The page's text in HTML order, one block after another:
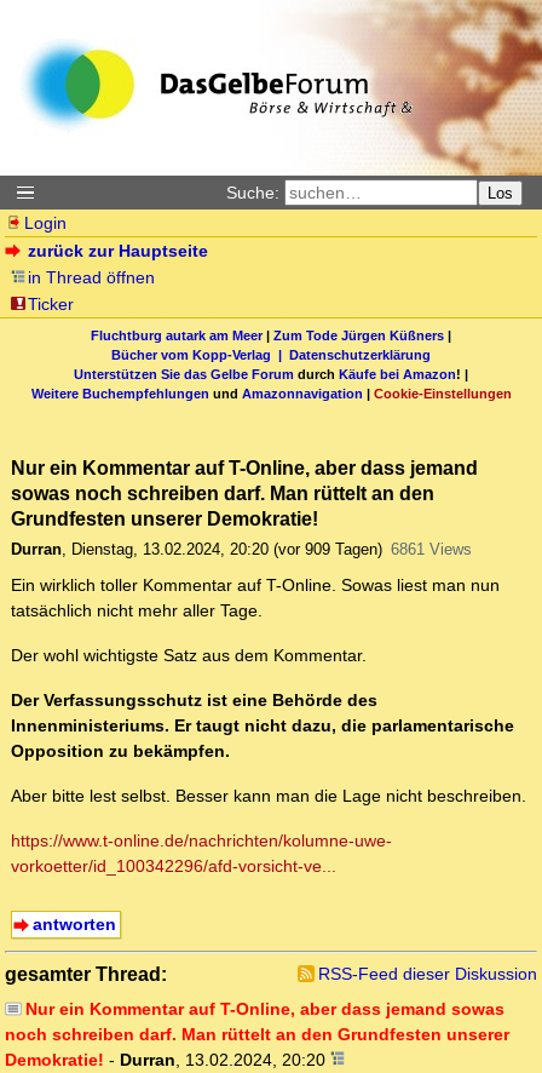
Suche: Los
Login
zurück zur Hauptseite
in Thread öffnen
Ticker
Fluchtburg autark am Meer| Zum Tode Jürgen Küßners |
Bücher vom Kopp-Verlag | Datenschutzerklärung
Unterstützen Sie das Gelbe Forum durch Käufe bei Amazon! |
Weitere Buchempfehlungen und Amazonnavigation | Cookie-Einstellungen
Nur ein Kommentar auf T-Online, aber dass jemand
sowas noch schreiben darf. Man rüttelt an den
Grundfesten unserer Demokratie!
Durran, Dienstag, 13.02.2024, 20:20 (vor 909 Tagen) 6861 Views
Ein wirklich toller Kommentar auf T-Online. Sowas liest man nun
tatsächlich nicht mehr aller Tage.
Der wohl wichtigste Satz aus dem Kommentar.
Der Verfassungsschutz ist eine Behörde des
Innenministeriums. Er taugt nicht dazu, die parlamentarische
Opposition zu bekämpfen.
Aber bitte lest selbst. Besser kann man die Lage nicht beschreiben.
https://www.t-online.de/nachrichten/kolumne-uwe-
vorkoetter/id_100342296/afd-vorsicht-ve...
antworten
gesamter Thread:
RSS-Feed dieser Diskussion
Nur ein Kommentar auf T-Online, aber dass jemand sowas
noch schreiben darf. Man rüttelt an den Grundfesten unserer
Demokratie! - Durran, 13.02.2024, 20:20